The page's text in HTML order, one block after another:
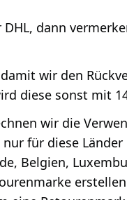
dann
wir den
diese sonst mit
wir die
für diese
Belgien,